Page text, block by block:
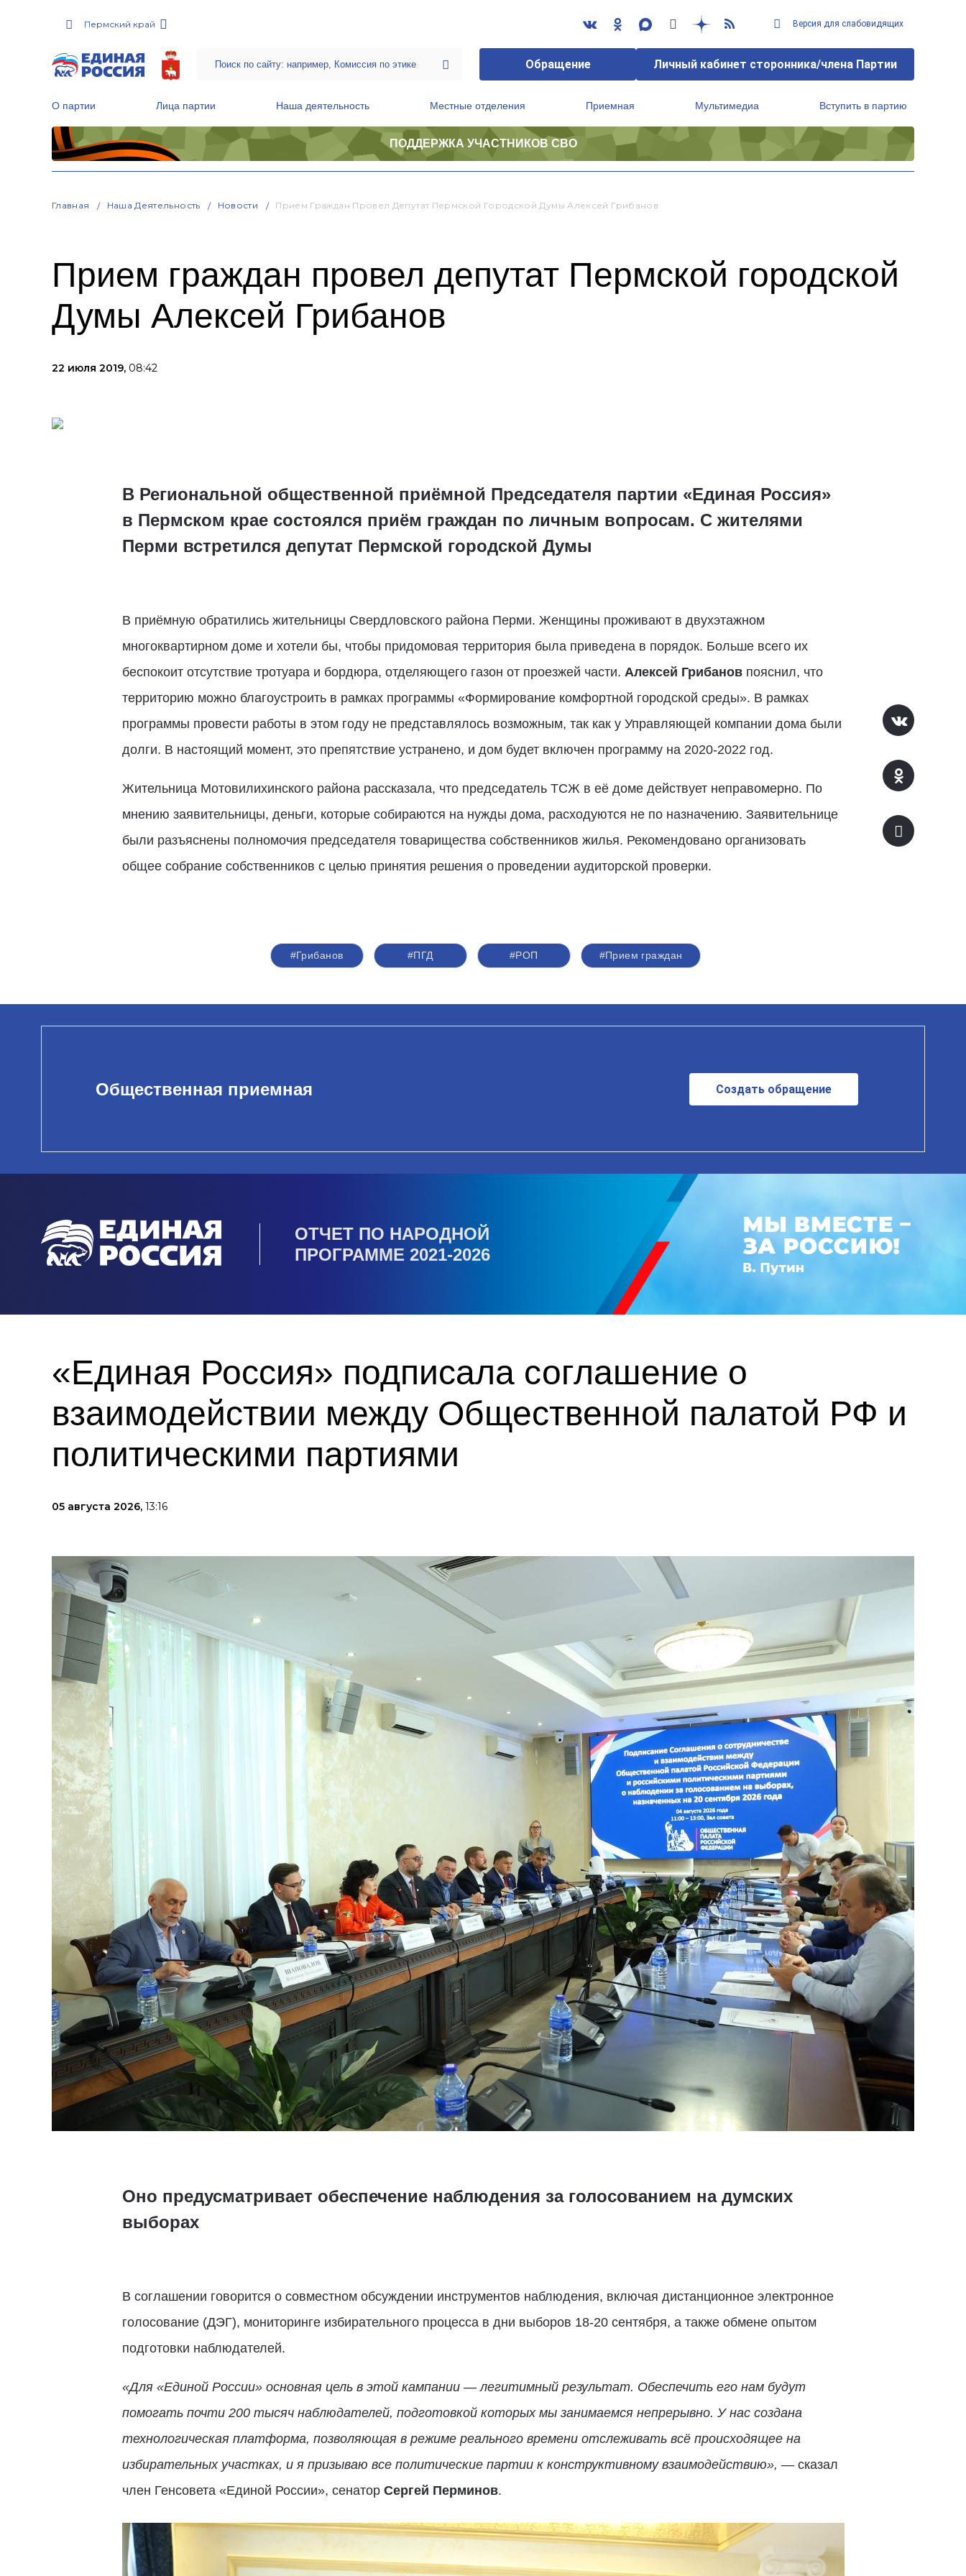
Пермский край Версия для слабовидящих
Обращение Личный кабинет сторонника/члена Партии
О партии Лица партии Наша деятельность Местные отделения Приемная Мультимедиа Вступить в партию
ПОДДЕРЖКА УЧАСТНИКОВ СВО
Главная Наша Деятельность Новости Прием Граждан Провел Депутат Пермской Городской Думы Алексей Грибанов
Прием граждан провел депутат Пермской городской
Думы Алексей Грибанов
22 июля 2019, 08:42
В Региональной общественной приёмной Председателя партии «Единая Россия»
в Пермском крае состоялся приём граждан по личным вопросам. С жителями
Перми встретился депутат Пермской городской Думы
В приёмную обратились жительницы Свердловского района Перми. Женщины проживают в двухэтажном
многоквартирном доме и хотели бы, чтобы придомовая территория была приведена в порядок. Больше всего их
беспокоит отсутствие тротуара и бордюра, отделяющего газон от проезжей части. Алексей Грибановпояснил, что
территорию можно благоустроить в рамках программы «Формирование комфортной городской среды». В рамках
программы провести работы в этом году не представлялось возможным, так как у Управляющей компании дома были
долги. В настоящий момент, это препятствие устранено, и дом будет включен программу на 2020-2022 год.
Жительница Мотовилихинского района рассказала, что председатель ТСЖ в её доме действует неправомерно. По
мнению заявительницы, деньги, которые собираются на нужды дома, расходуются не по назначению. Заявительнице
были разъяснены полномочия председателя товарищества собственников жилья. Рекомендовано организовать
общее собрание собственников с целью принятия решения о проведении аудиторской проверки.
#Грибанов #ПГД #РОП #Прием граждан
Общественная приемная Создать обращение
ОТЧЕТ ПО НАРОДНОЙ
ПРОГРАММЕ 2021-2026
«Единая Россия» подписала соглашение о
взаимодействии между Общественной палатой РФ и
политическими партиями
05 августа 2026, 13:16
Оно предусматривает обеспечение наблюдения за голосованием на думских
выборах
В соглашении говорится о совместном обсуждении инструментов наблюдения, включая дистанционное электронное
голосование (ДЭГ), мониторинге избирательного процесса в дни выборов 18-20 сентября, а также обмене опытом
подготовки наблюдателей.
«Для «Единой России» основная цель в этой кампании — легитимный результат. Обеспечить его нам будут
помогать почти 200 тысяч наблюдателей, подготовкой которых мы занимаемся непрерывно. У нас создана
технологическая платформа, позволяющая в режиме реального времени отслеживать всё происходящее на
избирательных участках, и я призываю все политические партии к конструктивному взаимодействию», — сказал
член Генсовета «Единой России», сенаторСергей Перминов.